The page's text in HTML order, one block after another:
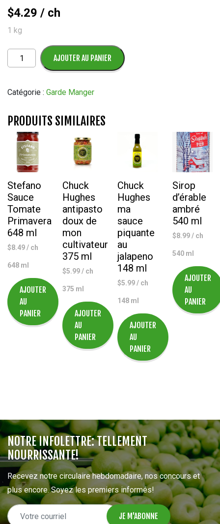
$4.29 / ch
1 kg
quantité
de
Complet
kg
AJOUTER AU PANIER
Catégorie : Garde Manger
PRODUITS SIMILAIRES
Stefano
Sauce
Tomate
Primavera
648 ml
$8.49/ ch
648 ml
AJOUTER
AU
PANIER
Chuck
Hughes
antipasto
doux de
mon
cultivateur
375 ml
$5.99/ ch
375 ml
AJOUTER
AU
PANIER
Chuck
Hughes
ma
sauce
piquante
au
jalapeno
148 ml
$5.99/ ch
148 ml
AJOUTER
AU
PANIER
Sirop
d’érable
ambré
540 ml
$8.99/ ch
540 ml
AJOUTER
AU
PANIER
NOTRE INFOLETTRE: TELLEMENT
NOURRISSANTE!
Recevez notre circulaire hebdomadaire, nos concours et
plus encore. Soyez les premiers informés!